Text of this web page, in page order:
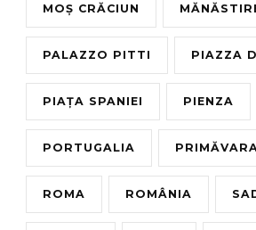
MOȘ CRĂCIUN
PALAZZO PITTI PIAZZA
PIAȚA SPANIEI PIENZA
PORTUGALIA PRIMĂVARA
ROMA ROMÂNIA